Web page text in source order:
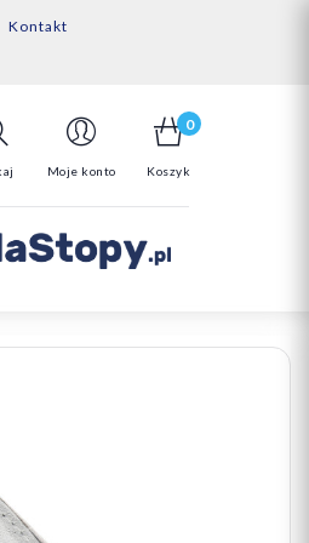
Kontakt
darmowy zwrot*
Moje konto
0
Koszyk